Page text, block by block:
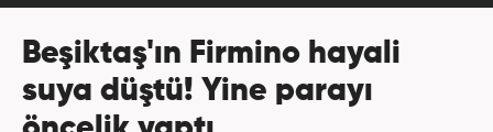
Beşiktaş'ın Firmino hayali
suya düştü! Yine parayı